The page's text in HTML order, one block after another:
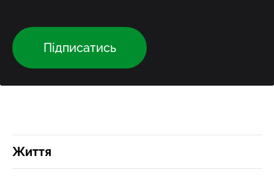
Підписатись
Життя